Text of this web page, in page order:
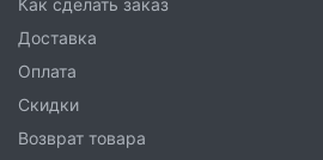
Как сделать заказ
Доставка
Оплата
Скидки
Возврат товара